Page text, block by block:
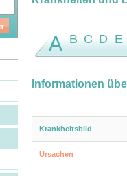
A B C D E
Informationen
Krankheitsbild
Ursachen